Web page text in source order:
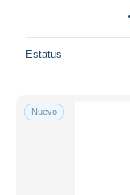
Estatus
Nuevo